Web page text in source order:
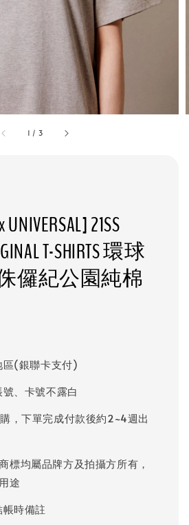
1 / 3
21SS
T-SHIRTS 環球
儸紀公園純棉
區(銀聯卡支付)
、卡號不露白
，下單完成付款後約2~4週出
標均屬品牌方及拍攝方所有，
途
時備註